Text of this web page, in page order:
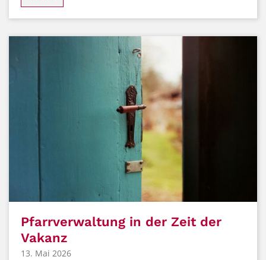
Pfarrverwaltung in der Zeit der
Vakanz
13. Mai 2026